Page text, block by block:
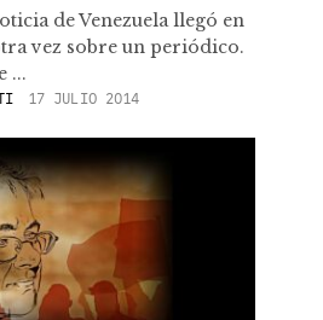
de Venezuela llegó en
vez sobre un periódico.
...
17 JULIO 2014